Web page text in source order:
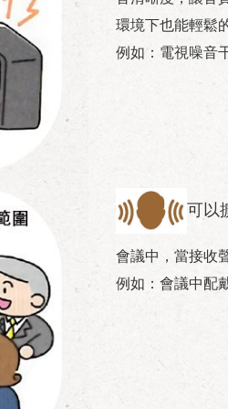
環境下也能輕鬆
例如：電視噪音
可以
會議中，當接收
例如：會議中配